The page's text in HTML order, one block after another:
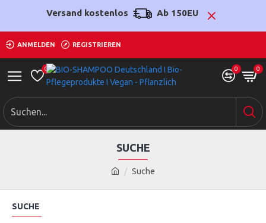
Versand kostenlos Ab 150EU
ANMELDEN REGISTRIEREN
0 0 0
Suche
SUCHE
SUCHE